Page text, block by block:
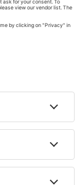
Beach)
în Lefkada
să te bucuri de
a acestei